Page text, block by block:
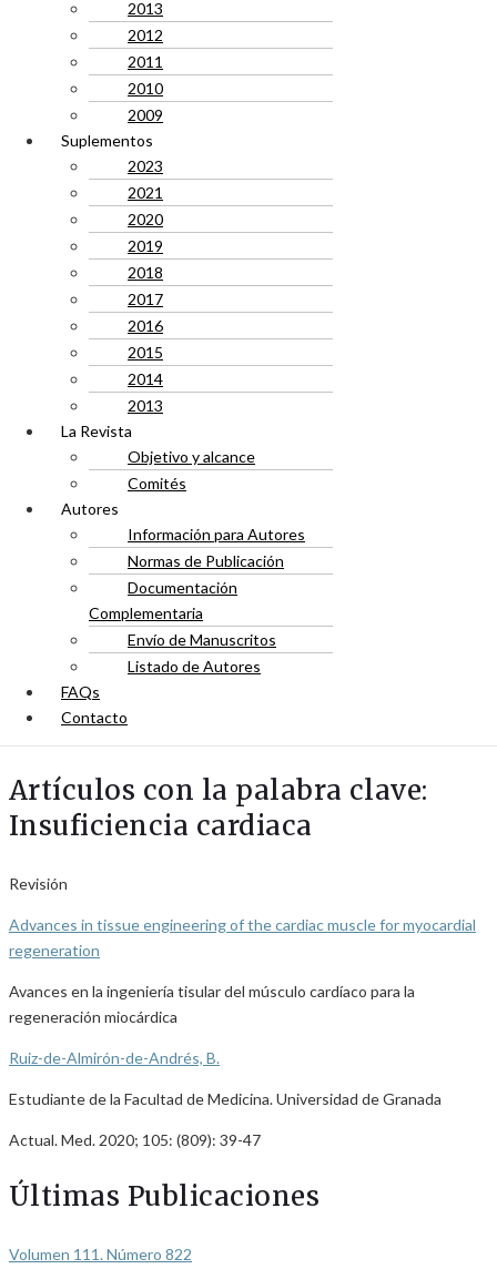
2013
2012
2011
2010
2009
Suplementos
2023
2021
2020
2019
2018
2017
2016
2015
2014
2013
La Revista
Objetivo y alcance
Comités
Autores
Información para Autores
Normas de Publicación
Documentación
Complementaria
Envío de Manuscritos
Listado de Autores
FAQs
Contacto
Artículos con la palabra clave:
Insuficiencia cardiaca
Revisión
Advances in tissue engineering of the cardiac muscle for myocardial
regeneration
Avances en la ingeniería tisular del músculo cardíaco para la
regeneración miocárdica
Ruiz-de-Almirón-de-Andrés, B.
Estudiante de la Facultad de Medicina. Universidad de Granada
Actual. Med. 2020; 105: (809): 39-47
Últimas Publicaciones
Volumen 111. Número 822